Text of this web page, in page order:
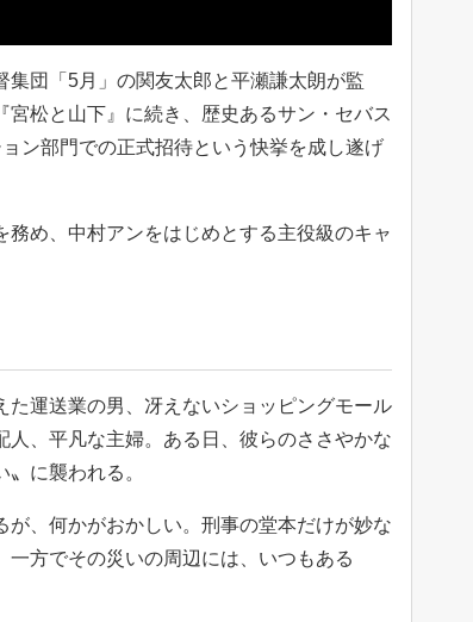
団「5月」の関友太郎と平瀬謙太朗が監
松と山下』に続き、歴史あるサン・セバス
ン部門での正式招待という快挙を成し遂げ
め、中村アンをはじめとする主役級のキャ
運送業の男、冴えないショッピングモール
、平凡な主婦。ある日、彼らのささやかな
に襲われる。
、何かがおかしい。刑事の堂本だけが妙な
方でその災いの周辺には、いつもある